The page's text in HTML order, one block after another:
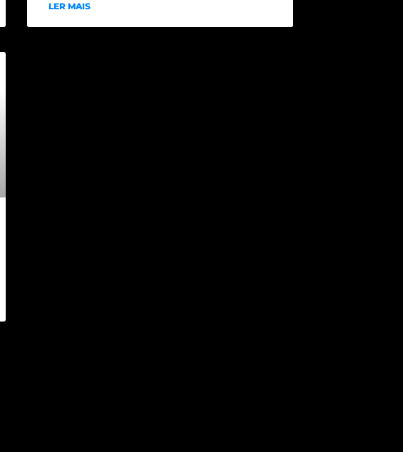
LER MAIS